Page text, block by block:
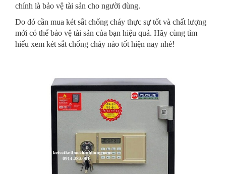
chính là bảo vệ tài sản cho người dùng.
Do đó cần mua két sắt chống cháy thực sự tốt và chất lượng
mới có thể bảo vệ tài sản của bạn hiệu quả. Hãy cùng tìm
hiểu xem két sắt chống cháy nào tốt hiện nay nhé!